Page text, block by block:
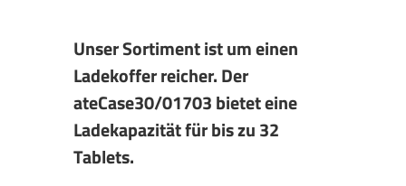
Unser Sortiment ist um einen
Ladekoffer reicher. Der
ateCase30/01703 bietet eine
Ladekapazität für bis zu 32
Tablets.